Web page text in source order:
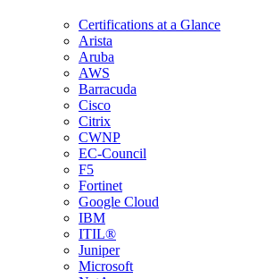
Certifications at a Glance
Arista
Aruba
AWS
Barracuda
Cisco
Citrix
CWNP
EC-Council
F5
Fortinet
Google Cloud
IBM
ITIL®
Juniper
Microsoft